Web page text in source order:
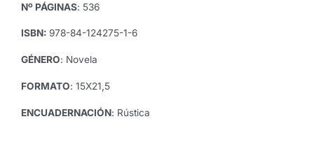
Nº PÁGINAS: 536
ISBN: 978-84-124275-1-6
GÉNERO: Novela
FORMATO: 15X21,5
ENCUADERNACIÓN: Rústica